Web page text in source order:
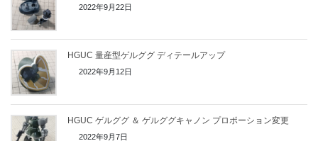
2022年9月22日
HGUC 量産型ゲルググ ディテールアップ
2022年9月12日
HGUC ゲルググ ＆ ゲルググキャノン プロポーション変更
2022年9月7日